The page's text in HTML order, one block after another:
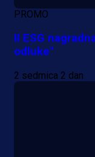
PROMO
II ESG
odluke"
2 sedmica 2 dan